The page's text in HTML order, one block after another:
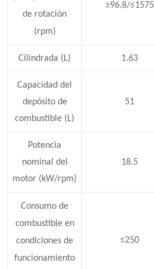
de rotación
(rpm)
≥96.8/≤1575
Cilindrada (L) 1.63
Capacidad del
depósito de
combustible (L)
51
Potencia
nominal del
motor (kW/rpm)
18.5
Consumo de
combustible en
condiciones de
funcionamiento
≤250